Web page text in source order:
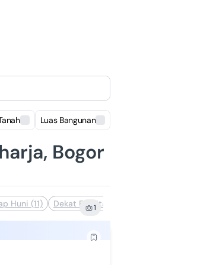
Luas Bangunan
Bogor
Huni (11) Dekat Fasilitas Kesehatan (10)
1